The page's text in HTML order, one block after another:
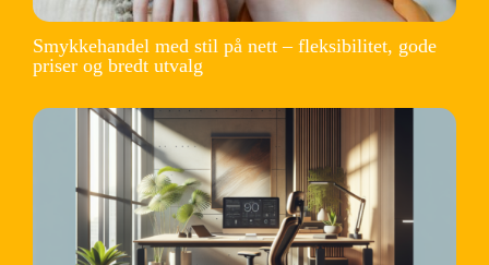
Smykkehandel med stil på nett – fleksibilitet, gode
priser og bredt utvalg